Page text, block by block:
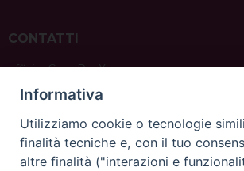
CONTATTI
ufficio: Casa Pio X
via Bonporti, 20 – 35141 Padova
tel: +39 351 619 2354
e mail:ufficiovocazionipadova@gmail.com
Informativa
Utilizziamo cookie o tecnologie
finalità tecniche e, con il tuo
altre finalità ("interazioni e